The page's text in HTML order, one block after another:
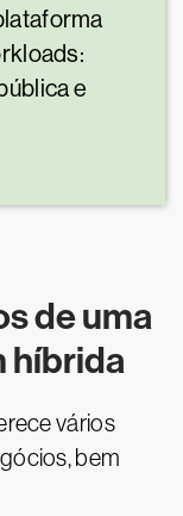
e
de uma
híbrida
vários
bem